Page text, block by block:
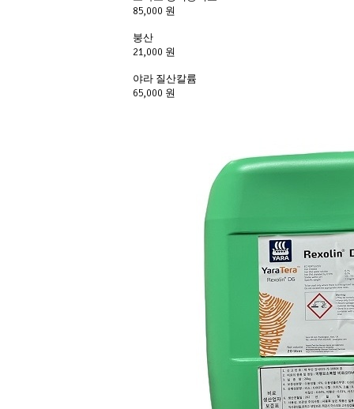
85,000 원
붕산
21,000 원
야라 질산칼륨
65,000 원